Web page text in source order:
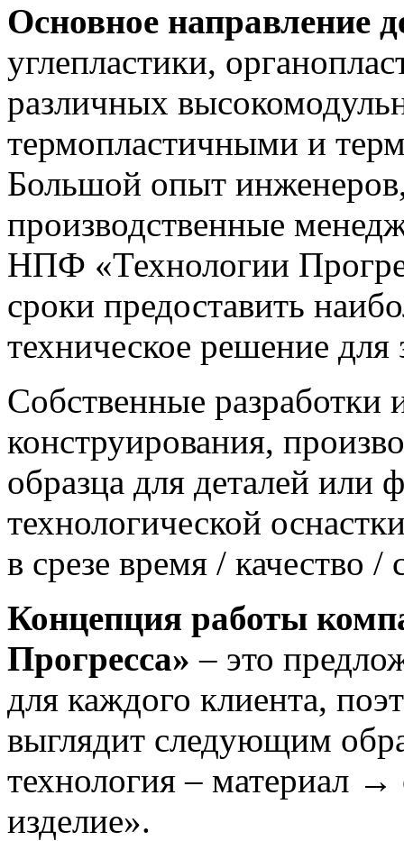
Основное направление
углепластики,
различных
термопластичными и
Большой опыт
производственные
НПФ «Технологии
сроки предоставить
техническое решение
Собственные разработки
конструирования,
образца для деталей
технологической
в срезе время / качество /
Концепция работы
Прогресса» – это
для каждого клиента,
выглядит следующим
технология – материал
изделие».